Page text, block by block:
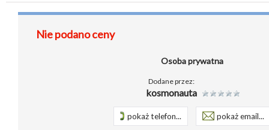
Nie podano ceny
Osoba prywatna
Dodane przez:
kosmonauta
pokaż telefon... pokaż email...